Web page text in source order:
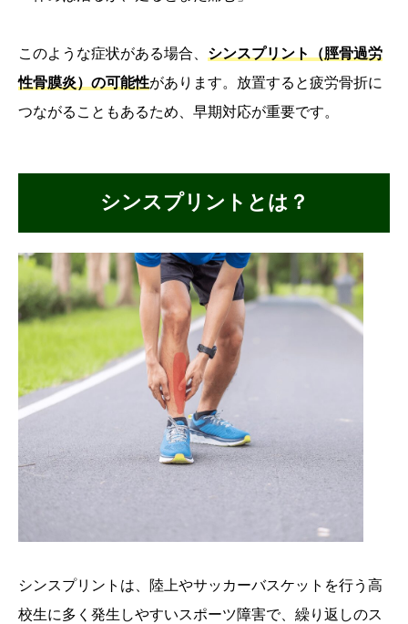
このような症状がある場合、 シンスプリント（脛骨過労
性骨膜炎）の可能性があります。放置すると疲労骨折に
つながることもあるため、早期対応が重要です。
シンスプリントとは？
シンスプリントは、陸上やサッカーバスケットを行う高
校生に多く発生しやすいスポーツ障害で、繰り返しのス